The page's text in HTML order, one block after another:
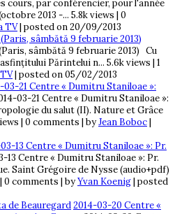
cours, par conférencier, pour l'année
2013 -... 5.8k views | 0
TV| posted on 20/09/2013
sâmbătă 9 februarie 2013)
sâmbătă 9 februarie 2013) Cu
Părintelui n... 5.6k views | 1
| posted on 05/02/2013
03-21 Centre « Dumitru Staniloae »:
03-21 Centre « Dumitru Staniloae »:
du salut (II). Nature et Grâce
| 0 comments | byJean Boboc|
13 Centre « Dumitru Staniloae »: Pr.
13 Centre « Dumitru Staniloae »: Pr.
Saint Grégoire de Nysse (audio+pdf)
| 0 comments | byYvan Koenig| posted
2014-03-20 Centre «